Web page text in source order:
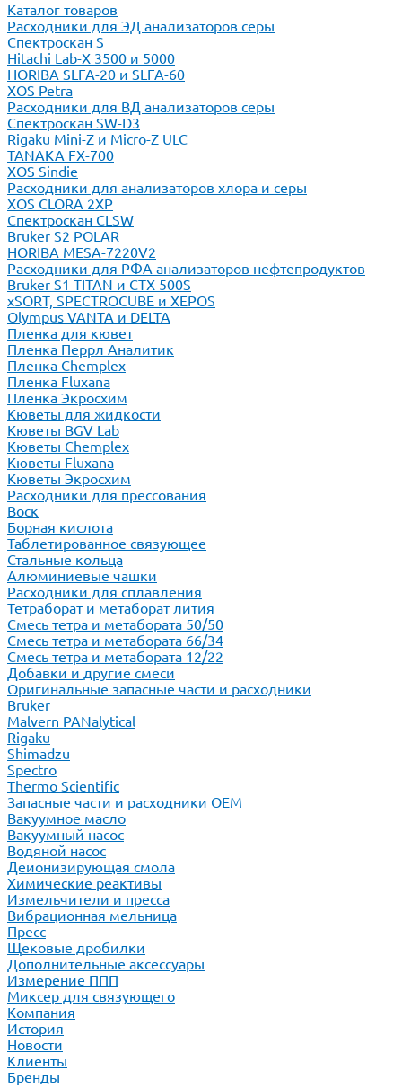
Каталог товаров
Расходники для ЭД анализаторов серы
Спектроскан S
Hitachi Lab-X 3500 и 5000
HORIBA SLFA-20 и SLFA-60
XOS Petra
Расходники для ВД анализаторов серы
Спектроскан SW-D3
Rigaku Mini-Z и Micro-Z ULC
TANAKA FX-700
XOS Sindie
Расходники для анализаторов хлора и серы
XOS CLORA 2XP
Спектроскан CLSW
Bruker S2 POLAR
HORIBA MESA-7220V2
Расходники для РФА анализаторов нефтепродуктов
Bruker S1 TITAN и CTX 500S
xSORT, SPECTROCUBE и XEPOS
Olympus VANTA и DELTA
Пленка для кювет
Пленка Перрл Аналитик
Пленка Chemplex
Пленка Fluxana
Пленка Экросхим
Кюветы для жидкости
Кюветы BGV Lab
Кюветы Chemplex
Кюветы Fluxana
Кюветы Экросхим
Расходники для прессования
Воск
Борная кислота
Таблетированное связующее
Стальные кольца
Алюминиевые чашки
Расходники для сплавления
Тетраборат и метаборат лития
Смесь тетра и метабората 50/50
Смесь тетра и метабората 66/34
Смесь тетра и метабората 12/22
Добавки и другие смеси
Оригинальные запасные части и расходники
Bruker
Malvern PANalytical
Rigaku
Shimadzu
Spectro
Thermo Scientific
Запасные части и расходники ОЕМ
Вакуумное масло
Вакуумный насос
Водяной насос
Деионизирующая смола
Химические реактивы
Измельчители и пресса
Вибрационная мельница
Пресс
Щековые дробилки
Дополнительные аксессуары
Измерение ППП
Миксер для связующего
Компания
История
Новости
Клиенты
Бренды